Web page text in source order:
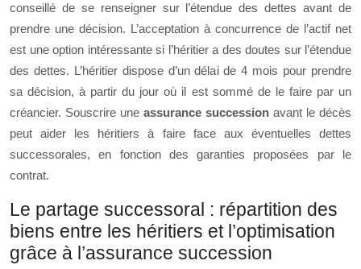
conseillé de se renseigner sur l’étendue des dettes avant de
prendre une décision. L’acceptation à concurrence de l’actif net
est une option intéressante si l’héritier a des doutes sur l’étendue
des dettes. L’héritier dispose d’un délai de 4 mois pour prendre
sa décision, à partir du jour où il est sommé de le faire par un
créancier. Souscrire une assurance succession avant le décès
peut aider les héritiers à faire face aux éventuelles dettes
successorales, en fonction des garanties proposées par le
contrat.
Le partage successoral : répartition des
biens entre les héritiers et l’optimisation
grâce à l’assurance succession